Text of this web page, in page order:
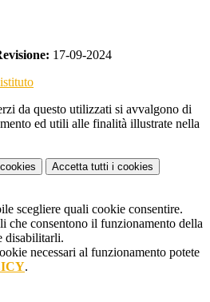
17-09-2024
da questo utilizzati si avvalgono di
ed utili alle finalità illustrate nella
Accetta tutti i cookies
scegliere quali cookie consentire.
che consentono il funzionamento della
disabilitarli.
necessari al funzionamento potete
.